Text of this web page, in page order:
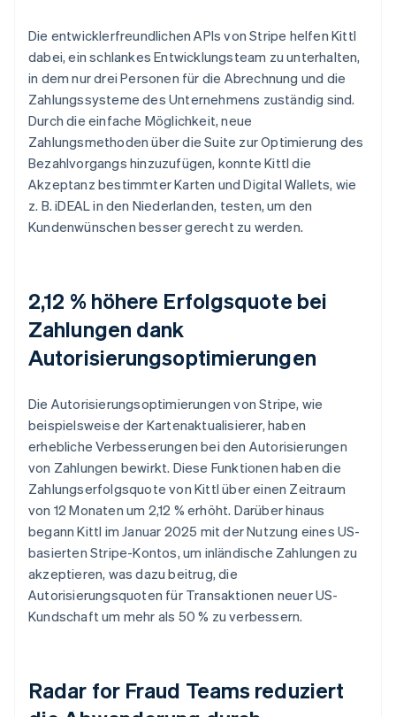
Die entwicklerfreundlichen APIs von Stripe helfen Kittl
dabei, ein schlankes Entwicklungsteam zu unterhalten,
in dem nur drei Personen für die Abrechnung und die
Zahlungssysteme des Unternehmens zuständig sind.
Durch die einfache Möglichkeit, neue
Zahlungsmethoden über die Suite zur Optimierung des
Bezahlvorgangs hinzuzufügen, konnte Kittl die
Akzeptanz bestimmter Karten und Digital Wallets, wie
z. B. iDEAL in den Niederlanden, testen, um den
Kundenwünschen besser gerecht zu werden.
2,12 % höhere Erfolgsquote bei
Zahlungen dank
Autorisierungsoptimierungen
Die Autorisierungsoptimierungen von Stripe, wie
beispielsweise der Kartenaktualisierer, haben
erhebliche Verbesserungen bei den Autorisierungen
von Zahlungen bewirkt. Diese Funktionen haben die
Zahlungserfolgsquote von Kittl über einen Zeitraum
von 12 Monaten um 2,12 % erhöht. Darüber hinaus
begann Kittl im Januar 2025 mit der Nutzung eines US-
basierten Stripe-Kontos, um inländische Zahlungen zu
akzeptieren, was dazu beitrug, die
Autorisierungsquoten für Transaktionen neuer US-
Kundschaft um mehr als 50 % zu verbessern.
Radar for Fraud Teams reduziert